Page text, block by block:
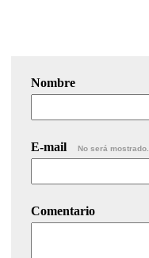
Nombre
E-mail No será mostrado.
Comentario